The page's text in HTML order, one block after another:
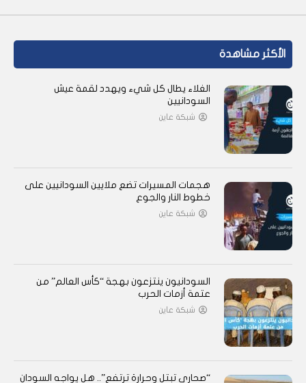
الأكثر مشاهدة
الغلاء يطال كل شيء ويهدد لقمة عيش
السودانيين
شبكة عاين
هجمات المسيرات تضع ملايين السودانيين على
خطوط النار والجوع
شبكة عاين
السودانيون ينتزعون بهجة “كأس العالم” من
عتمة أزمات الحرب
شبكة عاين
“صحارى تبتل وحرارة ترتفع”.. هل يواجه السودان